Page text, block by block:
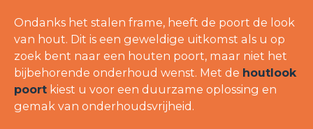
Ondanks het stalen frame, heeft de poort de look
van hout. Dit is een geweldige uitkomst als u op
zoek bent naar een houten poort, maar niet het
bijbehorende onderhoud wenst. Met de houtlook
poort kiest u voor een duurzame oplossing en
gemak van onderhoudsvrijheid.